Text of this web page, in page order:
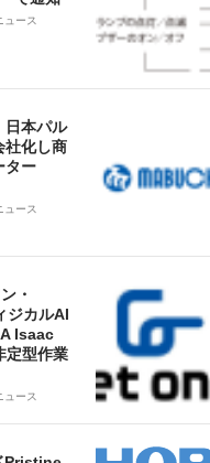
ュース
日本パル
社化し商
ター
ュース
・
ジカルAI
Isaac
定型作業
ュース